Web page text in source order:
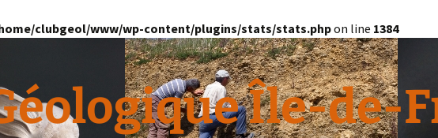
clubgeol/www/wp-content/plugins/stats/stats.phpon line 1384
Île-de-